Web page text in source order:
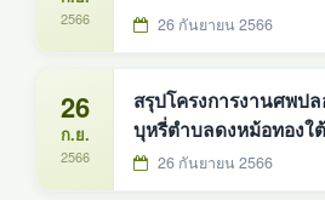
2566
จังหวัดสกลนคร
26 กันยายน 2566
26
ก.ย.
2566
สรุปโครงการงานศพป
บุหรี่ตำบลดงหม้อทองใ
26 กันยายน 2566